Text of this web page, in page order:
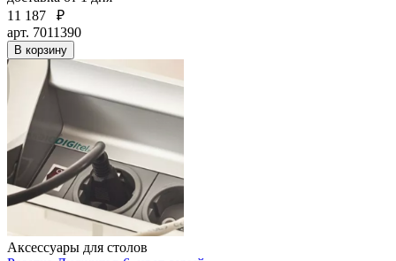
11 187
₽
арт. 7011390
В корзину
Аксессуары для столов